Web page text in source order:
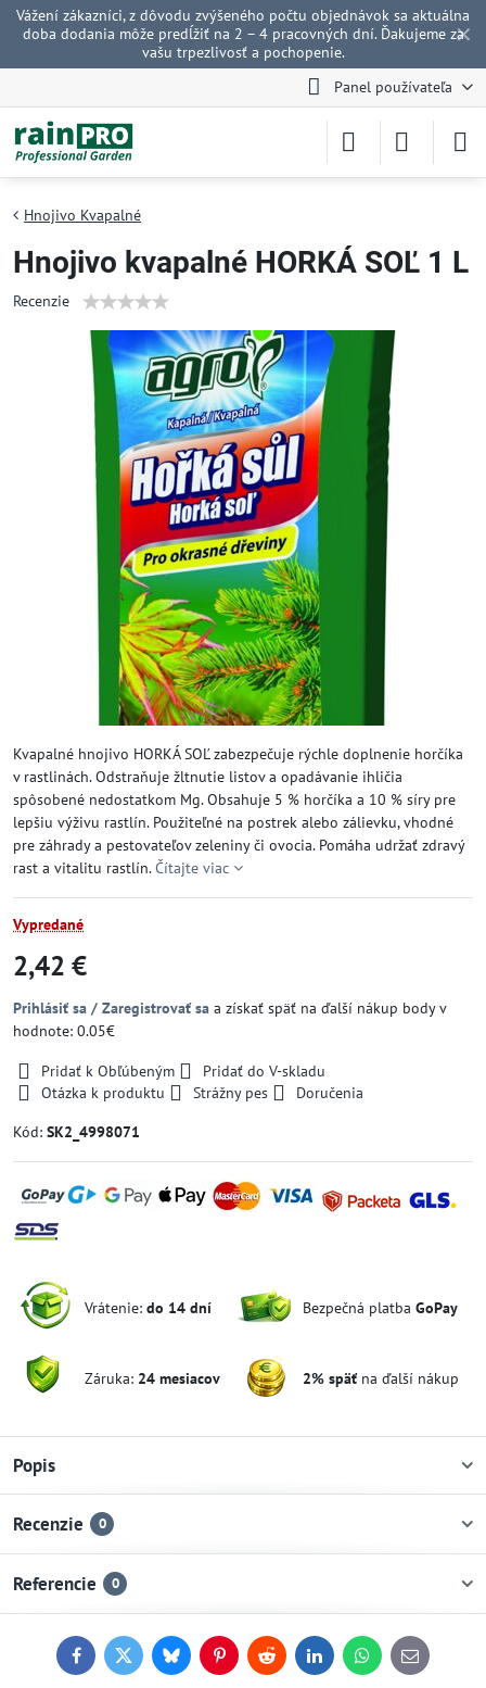
✕
Vážení zákazníci, z dôvodu zvýšeného počtu objednávok sa aktuálna
doba dodania môže predĺžiť na 2 – 4 pracovných dní. Ďakujeme za
vašu trpezlivosť a pochopenie.
Panel používateľa
Hnojivo Kvapalné
Hnojivo kvapalné HORKÁ SOĽ 1 L
Recenzie
Kvapalné hnojivo HORKÁ SOĽ zabezpečuje rýchle doplnenie horčíka
v rastlinách. Odstraňuje žltnutie listov a opadávanie ihličia
spôsobené nedostatkom Mg. Obsahuje 5 % horčíka a 10 % síry pre
lepšiu výživu rastlín. Použiteľné na postrek alebo zálievku, vhodné
pre záhrady a pestovateľov zeleniny či ovocia. Pomáha udržať zdravý
rast a vitalitu rastlín.Čítajte viac
Vypredané
2,42 €
Prihlásiť sa / Zaregistrovať sa a získať späť na ďalší nákup body v
hodnote: 0.05€
Pridať k Obľúbeným
Pridať do V-skladu
Otázka k produktu
Strážny pes
Doručenia
Kód: SK2_4998071
Vrátenie: do 14 dní Bezpečná platba GoPay
Záruka: 24 mesiacov 2% späťna ďalší nákup
Popis
Recenzie 0
Referencie 0
FacebookTwitterBlueskyPinterestReddit LinkedInWhatsApp
E-
mail